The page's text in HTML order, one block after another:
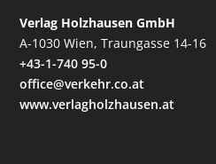
Verlag Holzhausen GmbH
A-1030 Wien, Traungasse 14-16
+43-1-740 95-0
office@verkehr.co.at
www.verlagholzhausen.at